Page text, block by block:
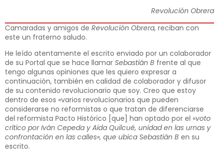
Revolución Obrera
Camaradas y amigos de Revolución Obrera, reciban con
este un fraterno saludo.
He leído atentamente el escrito enviado por un colaborador
de su Portal que se hace llamar Sebastián B frente al que
tengo algunas opiniones que les quiero expresar a
continuación, también en calidad de colaborador y difusor
de su contenido revolucionario que soy. Creo que estoy
dentro de esos «varios revolucionarios que pueden
considerarse no reformistas o que tratan de diferenciarse
del reformista Pacto Histórico [que] han optado por el «voto
crítico por Iván Cepeda y Aida Quilcué, unidad en las urnas y
confrontación en las calles», que ubica Sebastián B en su
escrito.